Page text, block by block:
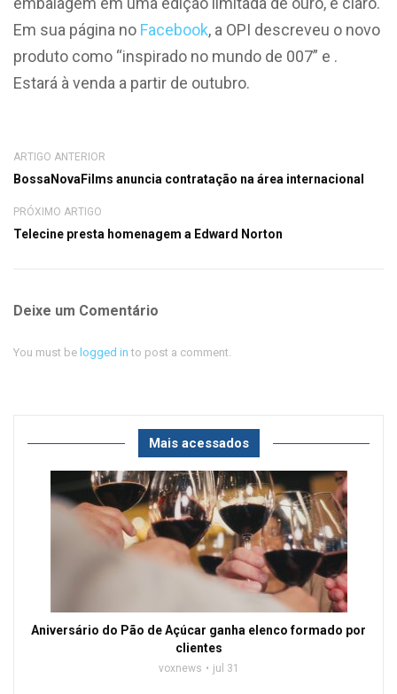
Em sua página no Facebook, a OPI descreveu o novo
produto como “inspirado no mundo de 007” e .
Estará à venda a partir de outubro.
ARTIGO ANTERIOR
BossaNovaFilms anuncia contratação na área internacional
PRÓXIMO ARTIGO
Telecine presta homenagem a Edward Norton
Deixe um Comentário
You must be logged in to post a comment.
Mais acessados
Aniversário do Pão de Açúcar ganha elenco formado por
clientes
voxnews jul 31